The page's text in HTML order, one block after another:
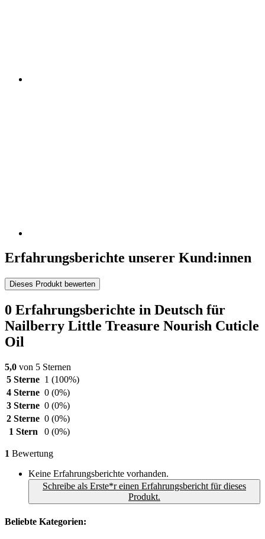
Erfahrungsberichte unserer Kund:innen
Dieses Produkt bewerten
0 Erfahrungsberichte in Deutsch für
Nailberry Little Treasure Nourish Cuticle
Oil
5,0 von 5 Sternen
5 Sterne 1 (100%)
4 Sterne 0 (0%)
3 Sterne 0 (0%)
2 Sterne 0 (0%)
1 Stern
0 (0%)
1 Bewertung
Keine Erfahrungsberichte vorhanden.
Schreibe als Erste*r einen Erfahrungsbericht für dieses
Produkt.
Beliebte Kategorien: